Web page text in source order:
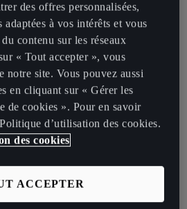
Cauchemar pour une performance
combinaison et d’un masque
« No Emotion », pour se fondre dans
vivante d’un univers vidé de
à 23h, le CUPRA City Garage Paris
une expérience électro immersive
Emotion ». Pour l’occasion, le QG de
aseptisé, blanc, vide et sans chaleur ni
l’énergie vibrante et de la passion qui
des offres personnalisées,
à vos intérêts et vous
contenu sur les réseaux
« Tout accepter », vous
notre site. Vous pouvez aussi
en cliquant sur « Gérer les
de cookies ». Pour en savoir
d’utilisation des cookies.
des cookies
ACCEPTER